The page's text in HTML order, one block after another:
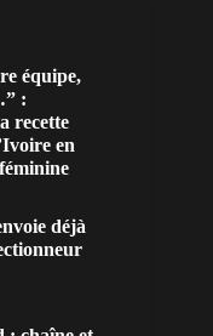
équipe,
:
recette
en
déjà